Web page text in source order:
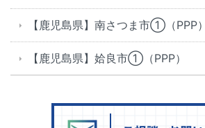
【鹿児島県】南さつま市①（PPP）
【鹿児島県】姶良市①（PPP）